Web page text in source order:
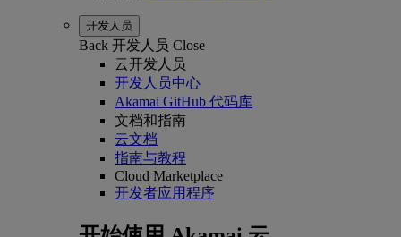
开发人员
Back 开发人员 Close
云开发人员
开发人员中心
Akamai GitHub 代码库
文档和指南
云文档
指南与教程
Cloud Marketplace
开发者应用程序